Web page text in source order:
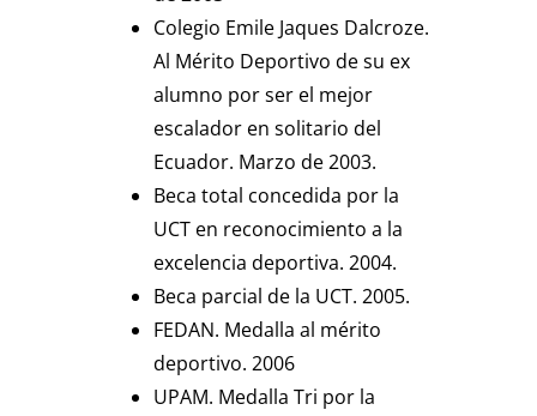
Colegio Emile Jaques Dalcroze.
Al Mérito Deportivo de su ex
alumno por ser el mejor
escalador en solitario del
Ecuador. Marzo de 2003.
Beca total concedida por la
UCT en reconocimiento a la
excelencia deportiva. 2004.
Beca parcial de la UCT. 2005.
FEDAN. Medalla al mérito
deportivo. 2006
UPAM. Medalla Tri por la